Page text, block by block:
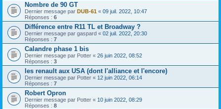
Nombre de 90 GT
Dernier message par DUB-61 « 09 juil. 2022, 10:47
Réponses : 6
Différence entre R11 TL et Broadway ?
Dernier message par gaspard « 02 juil. 2022, 20:30
Réponses : 7
Calandre phase 1 bis
Dernier message par Potter « 26 juin 2022, 08:52
Réponses : 3
les renault aux USA (dont l'alliance et l'encore)
Dernier message par Potter « 12 juin 2022, 06:14
Réponses : 7
Robert Opron
Dernier message par Potter « 10 juin 2022, 08:29
Réponses : 8